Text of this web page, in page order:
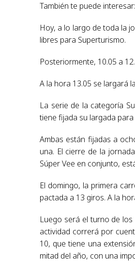
También te puede
Hoy, a lo largo de toda la
libres para Superturismo.
Posteriormente, 10.05 a
A la hora 13.05 se largará
La serie de la categoría
tiene fijada su largada
Ambas están fijadas a
una. El cierre de la
Súper Vee en conjunto,
El domingo, la primera
pactada a 13 giros. A la
Luego será el turno de
actividad correrá por
10, que tiene una
mitad del año, con una